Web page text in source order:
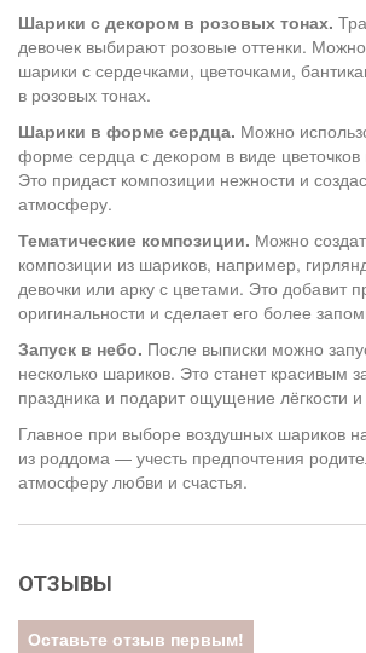
Шарики с декором в розовых тонах.
девочек выбирают розовые оттенки.
шарики с сердечками, цветочками,
в розовых тонах.
Шарики в форме сердца. Можно
форме сердца с декором в виде цветочков
Это придаст композиции нежности и
атмосферу.
Тематические композиции. Можно
композиции из шариков, например,
девочки или арку с цветами. Это добавит
оригинальности и сделает его более
Запуск в небо. После выписки можно
несколько шариков. Это станет красивым
праздника и подарит ощущение лёгкости и
Главное при выборе воздушных шариков
из роддома — учесть предпочтения
атмосферу любви и счастья.
ОТЗЫВЫ
Оставьте отзыв первым!